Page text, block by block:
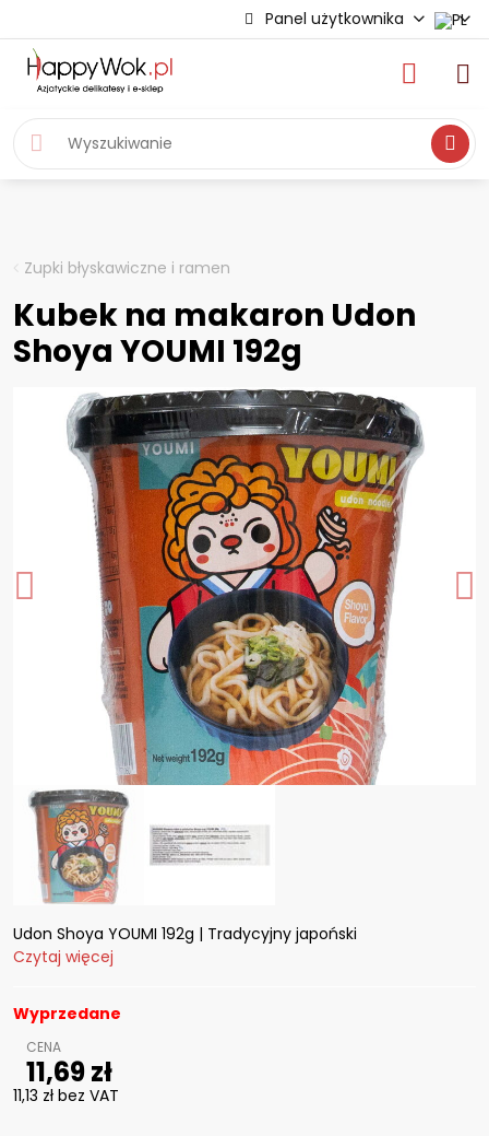
Panel użytkownika
Zupki błyskawiczne i ramen
Kubek na makaron Udon
Shoya YOUMI 192g
Udon Shoya YOUMI 192g | Tradycyjny japoński
Czytaj więcej
Wyprzedane
11,69 zł
11,13 zł bez VAT